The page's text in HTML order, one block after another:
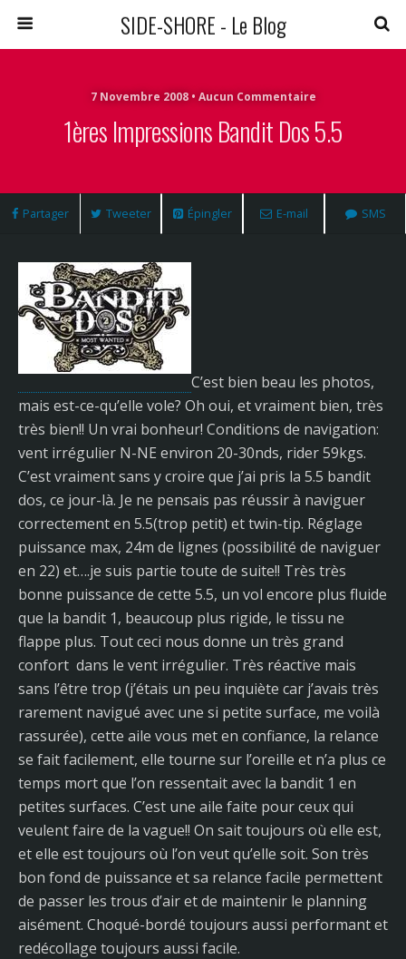
SIDE-SHORE - Le Blog
7 Novembre 2008 • Aucun Commentaire
1ères Impressions Bandit Dos 5.5
Partager Tweeter Épingler E-mail SMS
C’est bien beau les photos,
mais est-ce-qu’elle vole? Oh oui, et vraiment bien, très
très bien!! Un vrai bonheur! Conditions de navigation:
vent irrégulier N-NE environ 20-30nds, rider 59kgs.
C’est vraiment sans y croire que j’ai pris la 5.5 bandit
dos, ce jour-là. Je ne pensais pas réussir à naviguer
correctement en 5.5(trop petit) et twin-tip. Réglage
puissance max, 24m de lignes (possibilité de naviguer
en 22) et….je suis partie toute de suite!! Très très
bonne puissance de cette 5.5, un vol encore plus fluide
que la bandit 1, beaucoup plus rigide, le tissu ne
flappe plus. Tout ceci nous donne un très grand
confort dans le vent irrégulier. Très réactive mais
sans l’être trop (j’étais un peu inquiète car j’avais très
rarement navigué avec une si petite surface, me voilà
rassurée), cette aile vous met en confiance, la relance
se fait facilement, elle tourne sur l’oreille et n’a plus ce
temps mort que l’on ressentait avec la bandit 1 en
petites surfaces. C’est une aile faite pour ceux qui
veulent faire de la vague!! On sait toujours où elle est,
et elle est toujours où l’on veut qu’elle soit. Son très
bon fond de puissance et sa relance facile permettent
de passer les trous d’air et de maintenir le planning
aisément. Choqué-bordé toujours aussi performant et
redécollage toujours aussi facile.